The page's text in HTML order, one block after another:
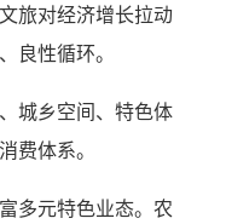
旅对经济增长拉动
良性循环。
城乡空间、特色体
费体系。
多元特色业态。农